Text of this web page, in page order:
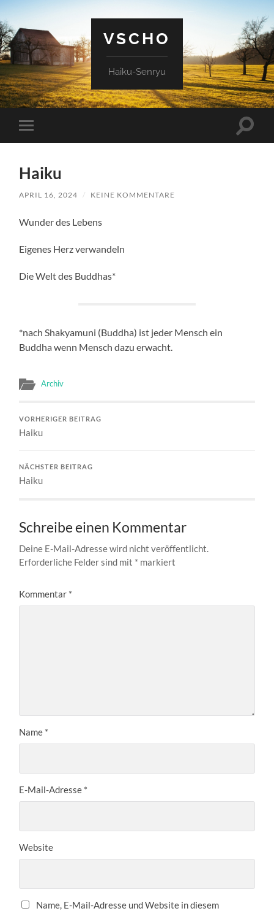
VSCHO
Haiku-Senryu
Mobile-
Menü
Haiku
APRIL 16, 2024 / KEINE KOMMENTARE
Wunder des Lebens
Eigenes Herz verwandeln
Die Welt des Buddhas*
*nach Shakyamuni (Buddha) ist jeder Mensch ein
Buddha wenn Mensch dazu erwacht.
Archiv
VORHERIGER BEITRAG
Haiku
NÄCHSTER BEITRAG
Haiku
Schreibe einen Kommentar
Deine E-Mail-Adresse wird nicht veröffentlicht.
Erforderliche Felder sind mit * markiert
Kommentar *
Name *
E-Mail-Adresse *
Website
Name, E-Mail-Adresse und Website in diesem